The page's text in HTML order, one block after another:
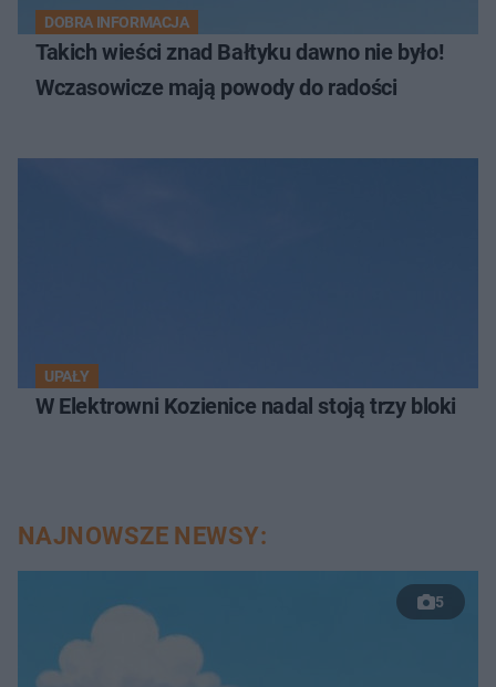
DOBRA INFORMACJA
Takich wieści znad Bałtyku dawno nie było!
Wczasowicze mają powody do radości
UPAŁY
W Elektrowni Kozienice nadal stoją trzy bloki
NAJNOWSZE NEWSY:
5